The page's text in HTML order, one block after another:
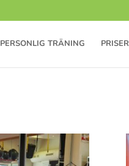
PERSONLIG TRÄNING PRISER